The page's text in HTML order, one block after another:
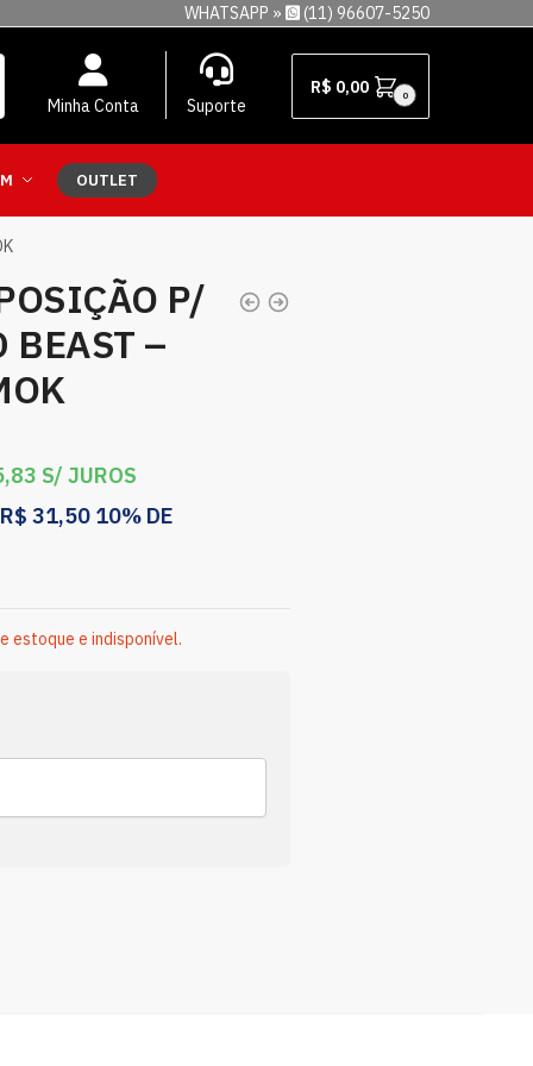
WHATSAPP » (11) 96607-5250
Minha Conta Suporte
R$ 0,00 0
OUTLET
P/
BEAST –
S/ JUROS
R$ 31,50 10% DE
estoque e indisponível.